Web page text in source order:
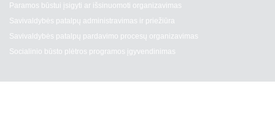
Paramos būstui įsigyti ar išsinuomoti organizavimas
Savivaldybės patalpų administravimas ir priežiūra
Savivaldybės patalpų pardavimo procesų organizavimas
Socialinio būsto plėtros programos įgyvendinimas